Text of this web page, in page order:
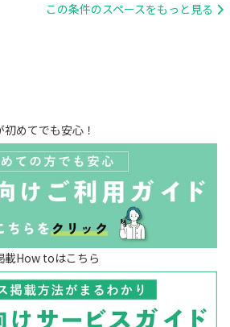
この条件のスペースをもっと見る
めてでも安心！
載How toはこちら